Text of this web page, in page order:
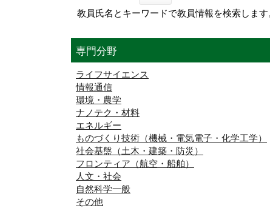
教員氏名とキーワードで教員情報を検索します
専門分野
ライフサイエンス
情報通信
環境・農学
ナノテク・材料
エネルギー
ものづくり技術（機械・電気電子・化学工学）
社会基盤（土木・建築・防災）
フロンティア（航空・船舶）
人文・社会
自然科学一般
その他